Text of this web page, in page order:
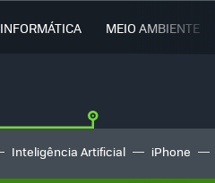
INFORMÁTICA MEIO AMBIENTE
Inteligência Artificial iPhone